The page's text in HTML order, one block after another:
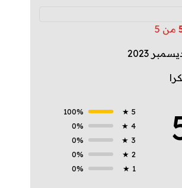
من 5
5 ★
100%
4 ★
0%
3 ★
0%
2 ★
0%
1 ★
0%